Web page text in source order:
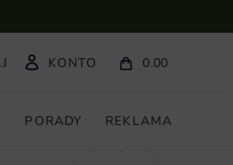
KONTO 0.00
PORADY REKLAMA